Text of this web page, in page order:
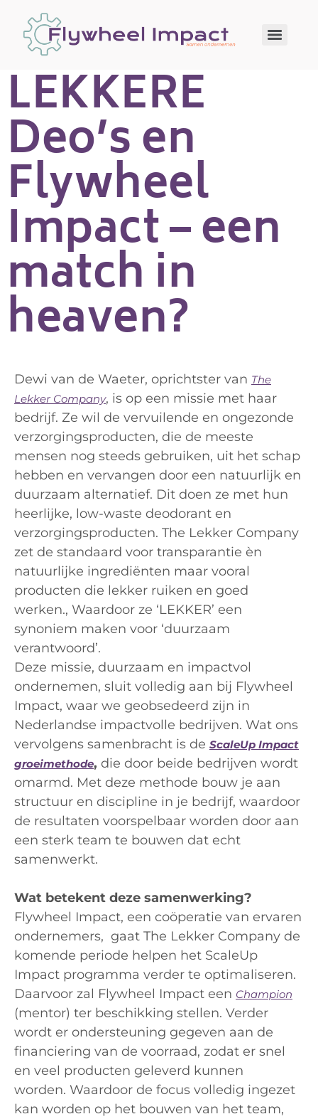
LEKKERE
Deo’s en
Flywheel
Impact – een
match in
heaven?
Dewi van de Waeter, oprichtster van The
Lekker Company, is op een missie met haar
bedrijf. Ze wil de vervuilende en ongezonde
verzorgingsproducten, die de meeste
mensen nog steeds gebruiken, uit het schap
hebben en vervangen door een natuurlijk en
duurzaam alternatief. Dit doen ze met hun
heerlijke, low-waste deodorant en
verzorgingsproducten. The Lekker Company
zet de standaard voor transparantie èn
natuurlijke ingrediënten maar vooral
producten die lekker ruiken en goed
werken., Waardoor ze ‘LEKKER’ een
synoniem maken voor ‘duurzaam
verantwoord’.
Deze missie, duurzaam en impactvol
ondernemen, sluit volledig aan bij Flywheel
Impact, waar we geobsedeerd zijn in
Nederlandse impactvolle bedrijven. Wat ons
vervolgens samenbracht is de ScaleUp Impact
groeimethode, die door beide bedrijven wordt
omarmd. Met deze methode bouw je aan
structuur en discipline in je bedrijf, waardoor
de resultaten voorspelbaar worden door aan
een sterk team te bouwen dat echt
samenwerkt.
Wat betekent deze samenwerking?
Flywheel Impact, een coöperatie van ervaren
ondernemers, gaat The Lekker Company de
komende periode helpen het ScaleUp
Impact programma verder te optimaliseren.
Daarvoor zal Flywheel Impact een Champion
(mentor) ter beschikking stellen. Verder
wordt er ondersteuning gegeven aan de
financiering van de voorraad, zodat er snel
en veel producten geleverd kunnen
worden. Waardoor de focus volledig ingezet
kan worden op het bouwen van het team,